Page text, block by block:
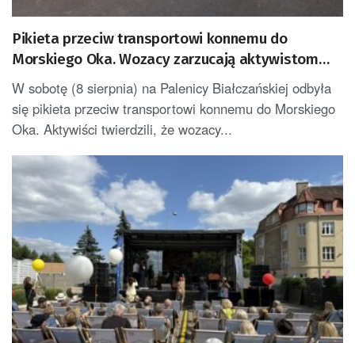
Pikieta przeciw transportowi konnemu do
Morskiego Oka. Wozacy zarzucają aktywistom
manipulacje
W sobotę (8 sierpnia) na Palenicy Białczańskiej odbyła
się pikieta przeciw transportowi konnemu do Morskiego
Oka. Aktywiści twierdzili, że wozacy...